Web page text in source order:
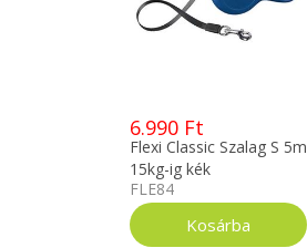
6.990 Ft
Flexi Classic Szalag S 5m
15kg-ig kék
FLE84